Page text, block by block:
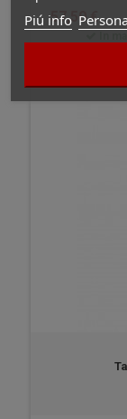
Piú info57,50 €